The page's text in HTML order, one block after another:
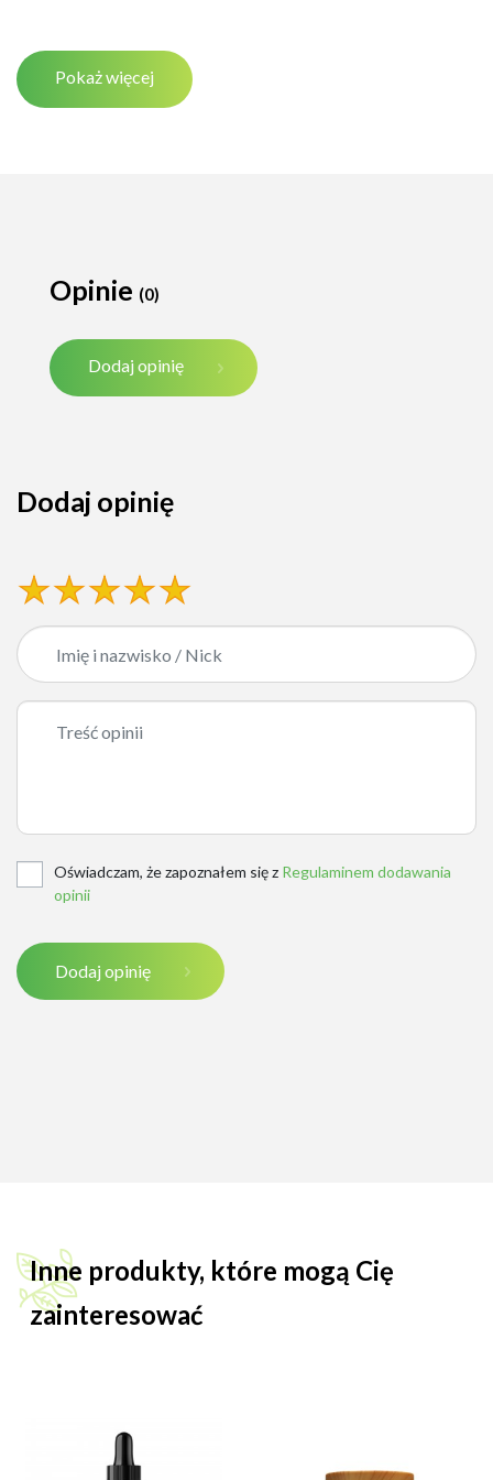
Pokaż więcej
Opinie (0)
Dodaj opinię
Dodaj opinię
Oświadczam, że zapoznałem się z Regulaminem dodawania
opinii
Dodaj opinię
Inne produkty, które mogą Cię
zainteresować